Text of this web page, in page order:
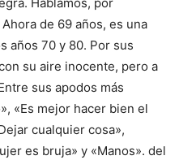
Hablamos, por
de 69 años, es una
años 70 y 80. Por sus
su aire inocente, pero a
sus apodos más
«Es mejor hacer bien el
cualquier cosa»,
es bruja» y «Manos». del